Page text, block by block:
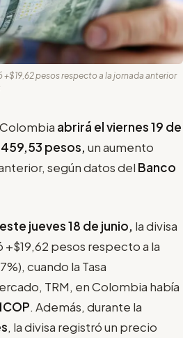
pesos respecto a la jornada anterior
abrirá el viernes 19 de
pesos, un aumento
según datos del Banco
este jueves 18 de junio, la divisa
pesos respecto a la
cuando la Tasa
TRM, en Colombia había
. Además, durante la
, la divisa registró un precio